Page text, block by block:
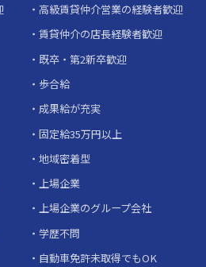
高級賃貸仲介営業の経験者歓迎
賃貸仲介の店長経験者歓迎
既卒・第2新卒歓迎
歩合給
成果給が充実
固定給35万円以上
地域密着型
上場企業
上場企業のグループ会社
学歴不問
自動車免許未取得でもOK